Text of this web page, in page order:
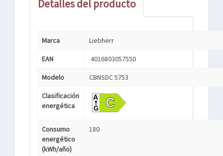
Detalles del producto
Marca Liebherr
EAN 4016803057550
Modelo CBNSDC 5753
Clasificación
energética
Consumo
energético
(kWh/año)
180